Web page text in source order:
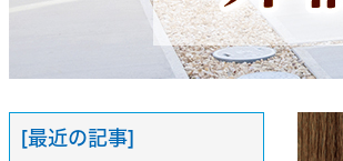
[最近の記事]